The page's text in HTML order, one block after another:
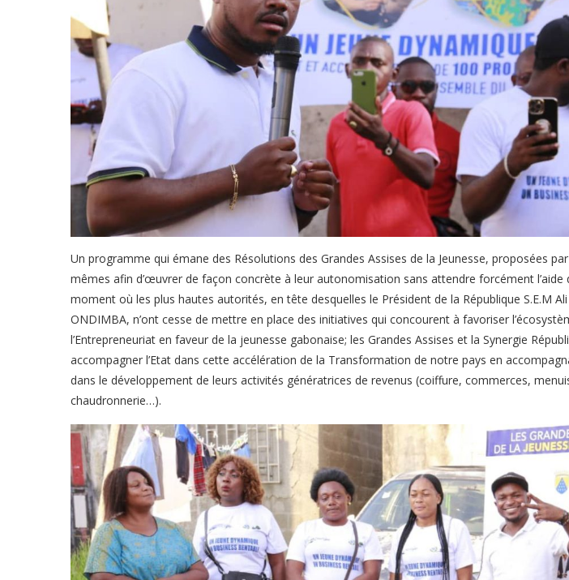
Un programme qui émane des Résolutions des Grandes Assises de la Jeunesse, proposées
mêmes afin d’œuvrer de façon concrète à leur autonomisation sans attendre forcément l’aide
moment où les plus hautes autorités, en tête desquelles le Président de la République S.E.M
ONDIMBA, n’ont cesse de mettre en place des initiatives qui concourent à favoriser
l’Entrepreneuriat en faveur de la jeunesse gabonaise; les Grandes Assises et la Synergie
accompagner l’Etat dans cette accélération de la Transformation de notre pays en
dans le développement de leurs activités génératrices de revenus (coiffure, commerces,
chaudronnerie…).